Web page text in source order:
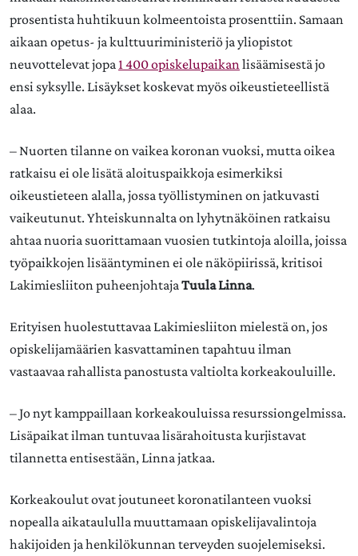
prosentista huhtikuun kolmeentoista prosenttiin. Samaan
aikaan opetus- ja kulttuuriministeriö ja yliopistot
neuvottelevat jopa 1 400 opiskelupaikanlisäämisestä jo
ensi syksylle. Lisäykset koskevat myös oikeustieteellistä
alaa.
– Nuorten tilanne on vaikea koronan vuoksi, mutta oikea
ratkaisu ei ole lisätä aloituspaikkoja esimerkiksi
oikeustieteen alalla, jossa työllistyminen on jatkuvasti
vaikeutunut. Yhteiskunnalta on lyhytnäköinen ratkaisu
ahtaa nuoria suorittamaan vuosien tutkintoja aloilla, joissa
työpaikkojen lisääntyminen ei ole näköpiirissä, kritisoi
Lakimiesliiton puheenjohtajaTuula Linna.
Erityisen huolestuttavaa Lakimiesliiton mielestä on, jos
opiskelijamäärien kasvattaminen tapahtuu ilman
vastaavaa rahallista panostusta valtiolta korkeakouluille.
– Jo nyt kamppaillaan korkeakouluissa resurssiongelmissa.
Lisäpaikat ilman tuntuvaa lisärahoitusta kurjistavat
tilannetta entisestään, Linna jatkaa.
Korkeakoulut ovat joutuneet koronatilanteen vuoksi
nopealla aikataululla muuttamaan opiskelijavalintoja
hakijoiden ja henkilökunnan terveyden suojelemiseksi.